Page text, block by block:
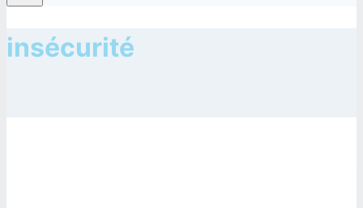
insécurité